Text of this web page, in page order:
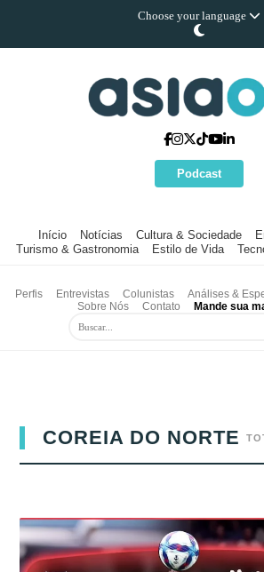
Choose your language
Podcast
Início Notícias Cultura & Sociedade
Turismo & Gastronomia
Estilo de Vida
Perfis Entrevistas Colunistas Análises &
Sobre Nós
Contato Mande sua
COREIA DO NORTE